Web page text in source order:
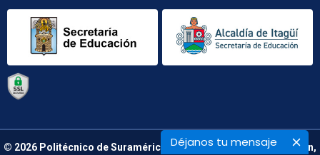
Déjanos tu mensaje
© 2026 Politécnico de Suramérica. Calle 48 B N° 66 – 09. Medellín,